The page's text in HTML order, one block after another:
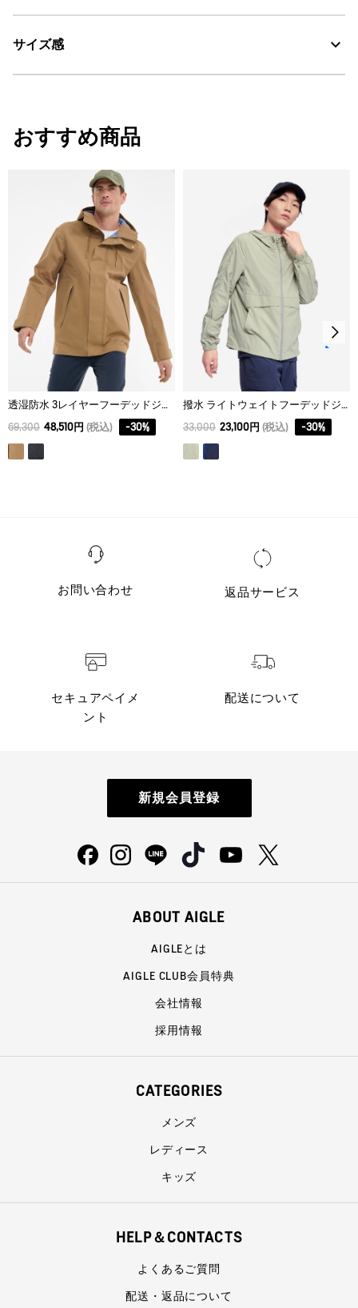
Water Repellent：撥水
・色：マレ モノ プリント (006)
サイズ感
S
XL
おすすめ商品
透湿防水 3レイヤーフーデッドジャケット
69,300 48,510円 (税込) -30%
撥水 ライトウェイトフーデッドジャケット
33,000 23,100円 (税込) -30%
お問い合わせ 返品サービス
セキュアペイメ
ント
配送について
新規会員登録
ABOUT AIGLE
AIGLEとは
AIGLE CLUB会員特典
会社情報
採用情報
CATEGORIES
メンズ
レディース
キッズ
HELP＆CONTACTS
よくあるご質問
配送・返品について